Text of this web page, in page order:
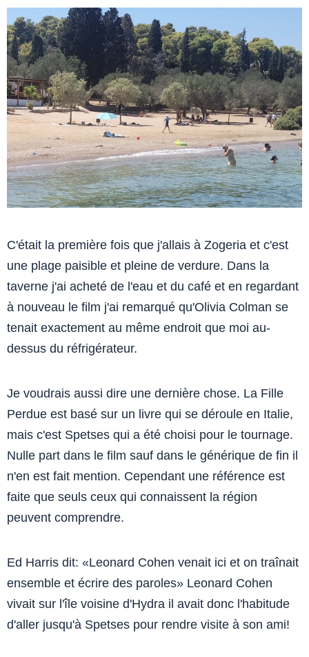
C'était la première fois que j'allais à Zogeria et c'est
une plage paisible et pleine de verdure. Dans la
taverne j'ai acheté de l'eau et du café et en regardant
à nouveau le film j'ai remarqué qu'Olivia Colman se
tenait exactement au même endroit que moi au-
dessus du réfrigérateur.
Je voudrais aussi dire une dernière chose. La Fille
Perdue est basé sur un livre qui se déroule en Italie,
mais c'est Spetses qui a été choisi pour le tournage.
Nulle part dans le film sauf dans le générique de fin il
n'en est fait mention. Cependant une référence est
faite que seuls ceux qui connaissent la région
peuvent comprendre.
Ed Harris dit: «Leonard Cohen venait ici et on traînait
ensemble et écrire des paroles» Leonard Cohen
vivait sur l'île voisine d'Hydra il avait donc l'habitude
d'aller jusqu'à Spetses pour rendre visite à son ami!